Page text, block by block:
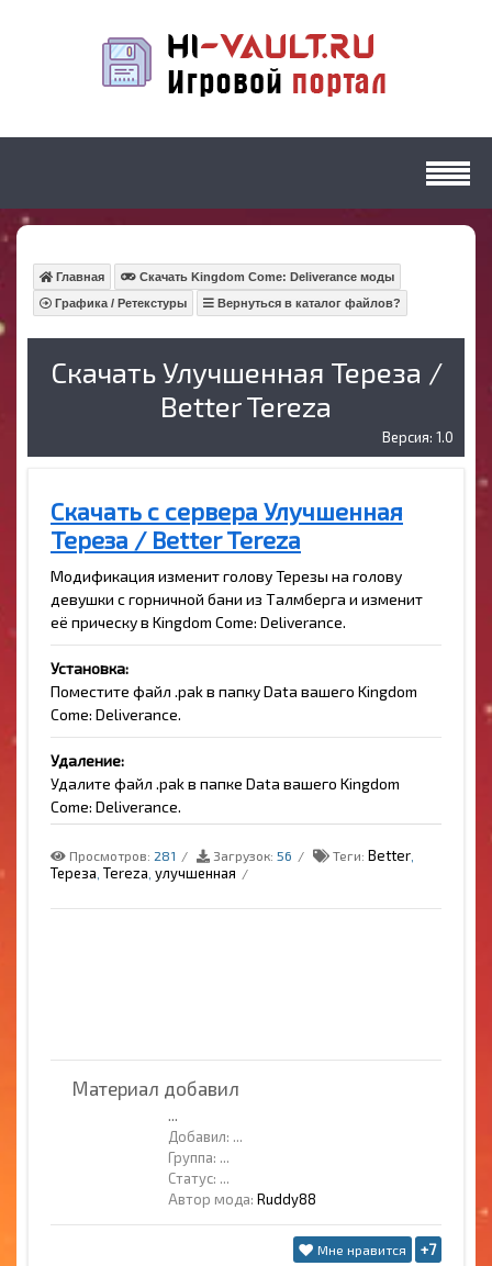
Главная
Скачать Kingdom Come: Deliverance моды
Графика / Ретекстуры
Вернуться в каталог файлов?
Скачать Улучшенная Тереза /
Better Tereza
Версия: 1.0
Скачать с сервера Улучшенная
Тереза / Better Tereza
Модификация изменит голову Терезы на голову
девушки с горничной бани из Талмберга и изменит
её прическу в Kingdom Come: Deliverance.
Установка:
Поместите файл .pak в папку Data вашего Kingdom
Come: Deliverance.
Удаление:
Удалите файл .pak в папке Data вашего Kingdom
Come: Deliverance.
Просмотров: 281 Загрузок: 56 Теги: Better
Тереза Tereza улучшенная
Материал добавил
...
Добавил: ...
Группа: ...
Статус: ...
Автор мода: Ruddy88
Мне нравится +7